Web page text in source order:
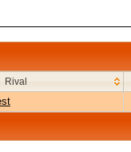
Rival